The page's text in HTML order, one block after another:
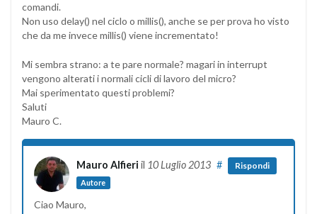
comandi.
Non uso delay() nel ciclo o millis(), anche se per prova ho visto
che da me invece millis() viene incrementato!
Mi sembra strano: a te pare normale? magari in interrupt
vengono alterati i normali cicli di lavoro del micro?
Mai sperimentato questi problemi?
Saluti
Mauro C.
Mauro Alfieri il 10 Luglio 2013
Autore
# Rispondi
Ciao Mauro,